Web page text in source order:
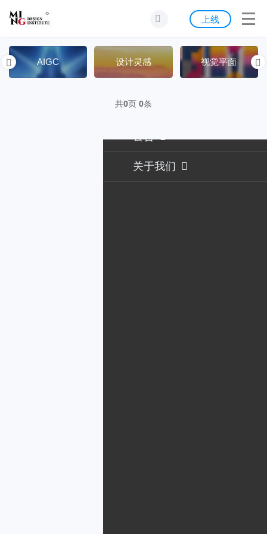
发现
灵感
资源
公告
关于我们
上线
AIGC 设计灵感 视觉平面
共0页 0条